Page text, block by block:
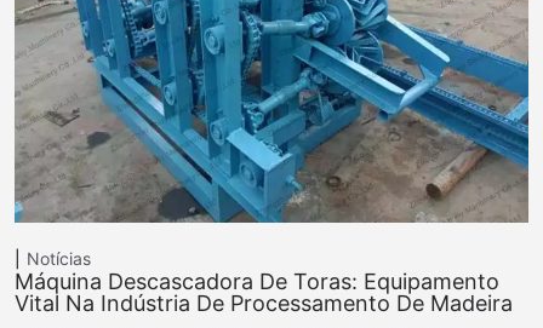
Notícias
Máquina Descascadora De Toras: Equipamento
Vital Na Indústria De Processamento De Madeira